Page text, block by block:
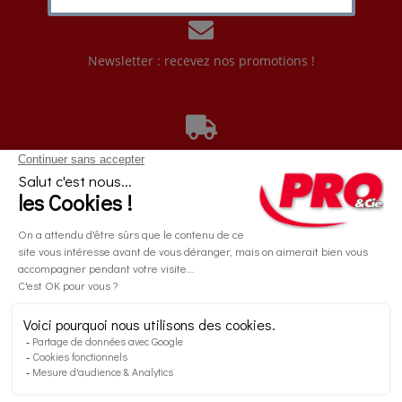
Newsletter : recevez nos promotions !
Livraison offerte à partir de 99,90€
Valable uniquement pour le paiement en ligne
Paiement sécurisé
Retrouvez-nous sur nos réseaux